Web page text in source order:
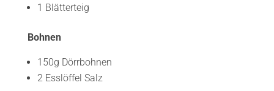
1 Blätterteig
Bohnen
150g Dörrbohnen
2 Esslöffel Salz